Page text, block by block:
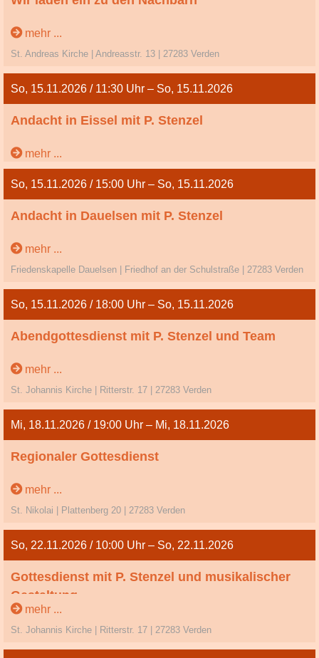
Drittletzter Sonntag des Kirchenjahres
mehr ...
St. Andreas Kirche | Andreasstr. 13 | 27283 Verden
So, 15.11.2026 / 11:30 Uhr – So, 15.11.2026
Andacht in Eissel mit P. Stenzel
Vorletzter So. / Volkstrauertag
mehr ...
So, 15.11.2026 / 15:00 Uhr – So, 15.11.2026
Andacht in Dauelsen mit P. Stenzel
Vorletzter So. / Volkstrauertag
mehr ...
Friedenskapelle Dauelsen | Friedhof an der Schulstraße | 27283 Verden
So, 15.11.2026 / 18:00 Uhr – So, 15.11.2026
Abendgottesdienst mit P. Stenzel und Team
Vorletzter So. / Volkstrauertag
mehr ...
St. Johannis Kirche | Ritterstr. 17 | 27283 Verden
Mi, 18.11.2026 / 19:00 Uhr – Mi, 18.11.2026
Regionaler Gottesdienst
Buß -und Bettag
mehr ...
St. Nikolai | Plattenberg 20 | 27283 Verden
So, 22.11.2026 / 10:00 Uhr – So, 22.11.2026
Gottesdienst mit P. Stenzel und musikalischer
Gestaltung
mehr ...
St. Johannis Kirche | Ritterstr. 17 | 27283 Verden